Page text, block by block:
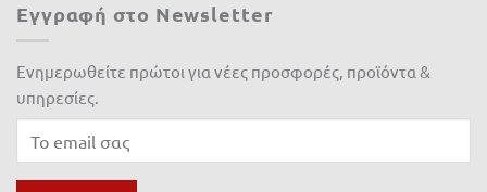
Εγγραφή στο Newsletter
Ενημερωθείτε πρώτοι για νέες προσφορές, προϊόντα &
υπηρεσίες.